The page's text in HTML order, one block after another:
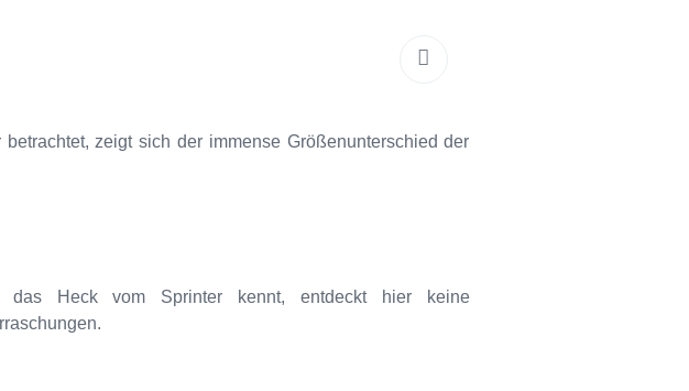
zeigt sich der immense Größenunterschied der
das Heck vom Sprinter kennt, entdeckt hier keine